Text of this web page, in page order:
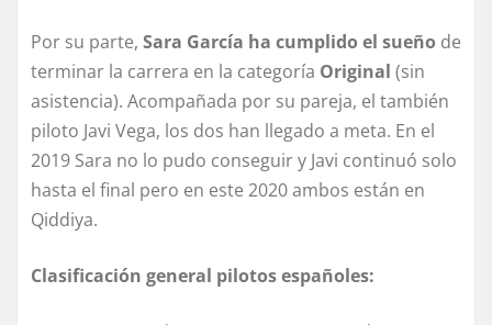
Por su parte, Sara García ha cumplido el sueño de
terminar la carrera en la categoría Original (sin
asistencia). Acompañada por su pareja, el también
piloto Javi Vega, los dos han llegado a meta. En el
2019 Sara no lo pudo conseguir y Javi continuó solo
hasta el final pero en este 2020 ambos están en
Qiddiya.
Clasificación general pilotos españoles: